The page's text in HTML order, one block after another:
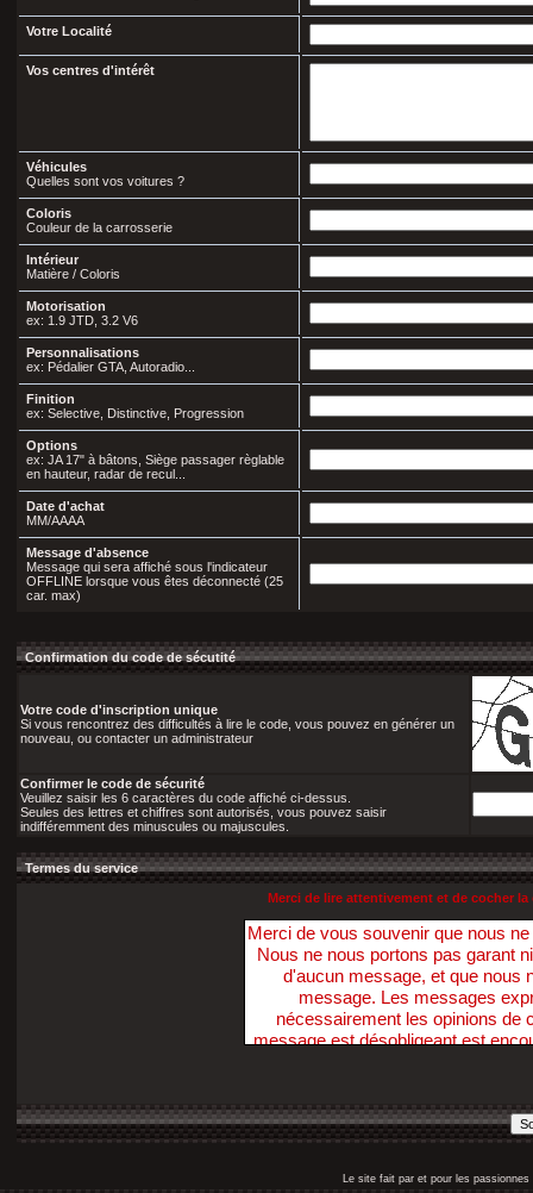
Votre Localité
Vos centres d'intérêt
Véhicules
Quelles sont vos voitures ?
Coloris
Couleur de la carrosserie
Intérieur
Matière / Coloris
Motorisation
ex: 1.9 JTD, 3.2 V6
Personnalisations
ex: Pédalier GTA, Autoradio...
Finition
ex: Selective, Distinctive, Progression
Options
ex: JA 17" à bâtons, Siège passager règlable
en hauteur, radar de recul...
Date d'achat
MM/AAAA
Message d'absence
Message qui sera affiché sous l'indicateur
OFFLINE lorsque vous êtes déconnecté (25
car. max)
Confirmation du code de sécutité
Votre code d'inscription unique
Si vous rencontrez des difficultés à lire le code, vous pouvez en générer un
nouveau, ou contacter un administrateur
Confirmer le code de sécurité
Veuillez saisir les 6 caractères du code affiché ci-dessus.
Seules des lettres et chiffres sont autorisés, vous pouvez saisir
indifféremment des minuscules ou majuscules.
Termes du service
Merci de lire attentivement et de cocher
Merci de vous souvenir que nous
Nous ne nous portons pas garant
d'aucun message, et que nous
message. Les messages
nécessairement les opinions de
message est désobligeant est
pas ces Forums pour poster
diffamatoire, inexacte, abusive,
Le site fait par et pour les